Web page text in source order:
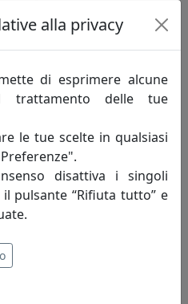
PIANO ROTONDO,
I0020603638H
158,00 €
alla privacy
di esprimere alcune
trattamento delle tue
le tue scelte in qualsiasi
disattiva i singoli
pulsante “Rifiuta tutto” e